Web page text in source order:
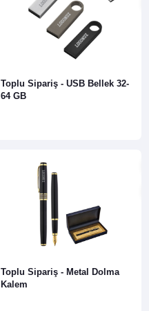
Toplu Sipariş - USB Bellek 32-
64 GB
Toplu Sipariş - Metal Dolma
Kalem